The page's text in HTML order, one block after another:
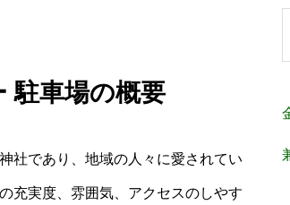
駐車場の概要
社であり、地域の人々に愛されてい
充実度、雰囲気、アクセスのしやす